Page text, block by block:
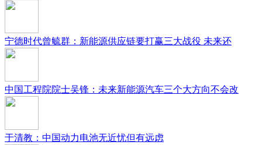
宁德时代曾毓群：新能源供应链要打赢三大战役 未来还
中国工程院院士吴锋：未来新能源汽车三个大方向不会改
于清教：中国动力电池无近忧但有远虑